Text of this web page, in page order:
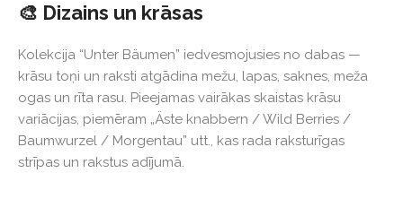
🎨 Dizains un krāsas
Kolekcija “Unter Bäumen” iedvesmojusies no dabas —
krāsu toņi un raksti atgādina mežu, lapas, saknes, meža
ogas un rīta rasu. Pieejamas vairākas skaistas krāsu
variācijas, piemēram „Äste knabbern / Wild Berries /
Baumwurzel / Morgentau” utt., kas rada raksturīgas
strīpas un rakstus adījumā.